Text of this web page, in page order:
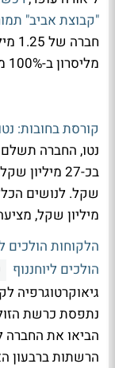
"קבוצת אביב" תמורת 625
מליסרון ב-100% ממניות החברה.
קורסת בחובות:
נטו, החברה
מיליון שקל,
הלקוחות הולכים
הולכים ליוחננוף
גיאוקרטוגרפיה
נתפסת כרשת
הביאו את החברה
הרשתות ברבעון